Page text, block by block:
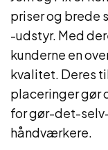
priser og brede
-udstyr. Med
kunderne en
kvalitet. Deres
placeringer gør
for gør-det-
håndværkere.